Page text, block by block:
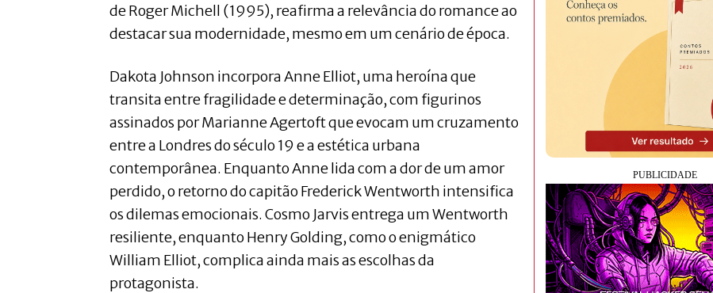
de Roger Michell (1995), reafirma a relevância do romance ao
destacar sua modernidade, mesmo em um cenário de época.
Dakota Johnson incorpora Anne Elliot, uma heroína que
transita entre fragilidade e determinação, com figurinos
assinados por Marianne Agertoft que evocam um cruzamento
entre a Londres do século 19 e a estética urbana
contemporânea. Enquanto Anne lida com a dor de um amor
perdido, o retorno do capitão Frederick Wentworth intensifica
os dilemas emocionais. Cosmo Jarvis entrega um Wentworth
resiliente, enquanto Henry Golding, como o enigmático
William Elliot, complica ainda mais as escolhas da
protagonista.